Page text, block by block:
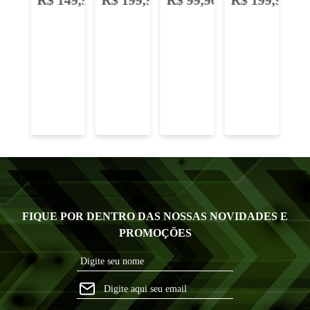
FIQUE POR DENTRO DAS NOSSAS NOVIDADES E
PROMOÇÕES